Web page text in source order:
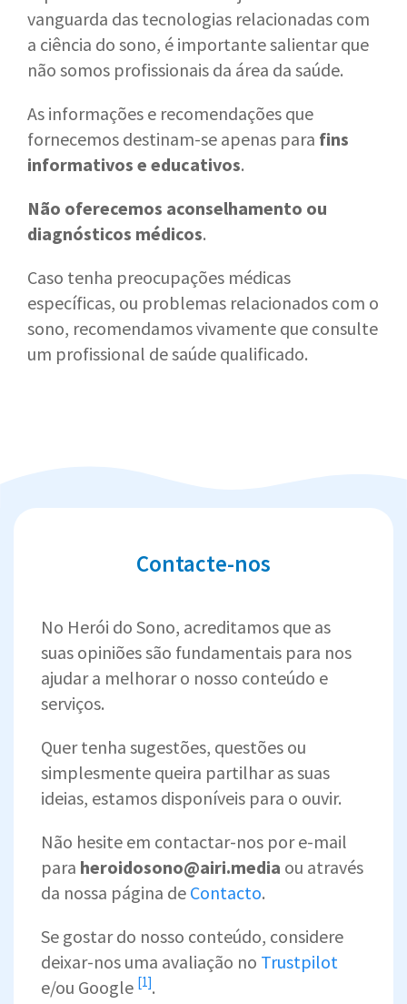
vanguarda das tecnologias relacionadas com
a ciência do sono, é importante salientar que
não somos profissionais da área da saúde.
As informações e recomendações que
fornecemos destinam-se apenas para fins
informativos e educativos.
Não oferecemos aconselhamento ou
diagnósticos médicos.
Caso tenha preocupações médicas
específicas, ou problemas relacionados com o
sono, recomendamos vivamente que consulte
um profissional de saúde qualificado.
Contacte-nos
No Herói do Sono, acreditamos que as
suas opiniões são fundamentais para nos
ajudar a melhorar o nosso conteúdo e
serviços.
Quer tenha sugestões, questões ou
simplesmente queira partilhar as suas
ideias, estamos disponíveis para o ouvir.
Não hesite em contactar-nos por e-mail
para heroidosono@airi.media ou através
da nossa página de Contacto.
Se gostar do nosso conteúdo, considere
deixar-nos uma avaliação no Trustpilot
e/ou Google [1].